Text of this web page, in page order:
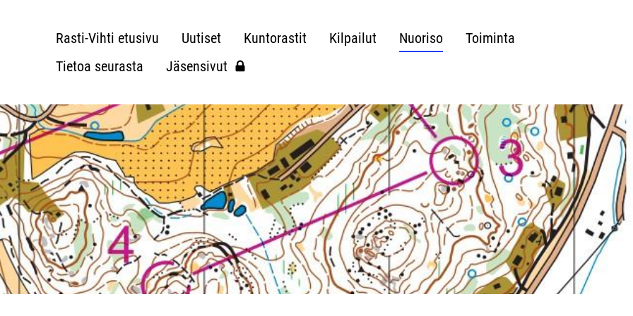
Rasti-Vihti etusivu Uutiset Kuntorastit Kilpailut Nuoriso
Toiminta
Tietoa seurasta
Jäsensivut